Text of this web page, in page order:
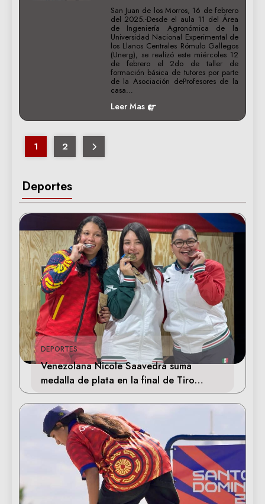
Deportes
DEPORTES
Venezolana Nicole Saavedra suma
medalla de plata en la final de Tiro
Deportivo
San Juan de los Morros, 16 de febrero
del 2025.-Desde el aula 11 del Área
de Ingeniería Agronómica de la
Universidad Nacional Experimental de
los Llanos Centrales Rómulo Gallegos
(Unerg), se realizó este miércoles 12
de febrero el 2do de taller de
formación básica de tutores por parte
de la Asociación deProfesores de la
casa…
Leer Mas
1 2